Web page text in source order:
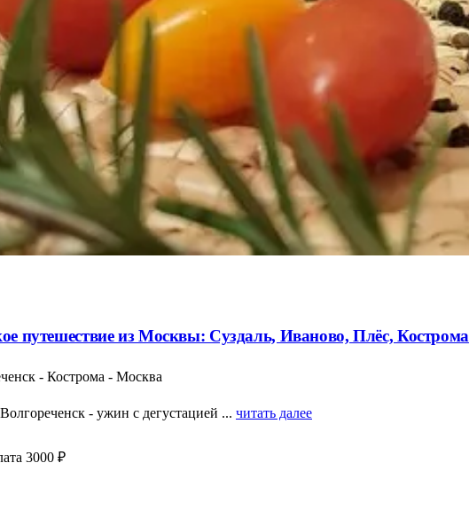
путешествие из Москвы: Суздаль, Иваново, Плёс, Кострома
- Кострома - Москва
- ужин с дегустацией ... читать далее
3000 ₽